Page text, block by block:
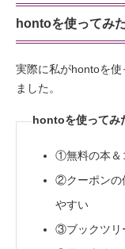
hontoを使ってみ
実際に私がhontoを
ました。
hontoを使ってみ
①無料の本＆
②クーポンの
やすい
③ブックツリ